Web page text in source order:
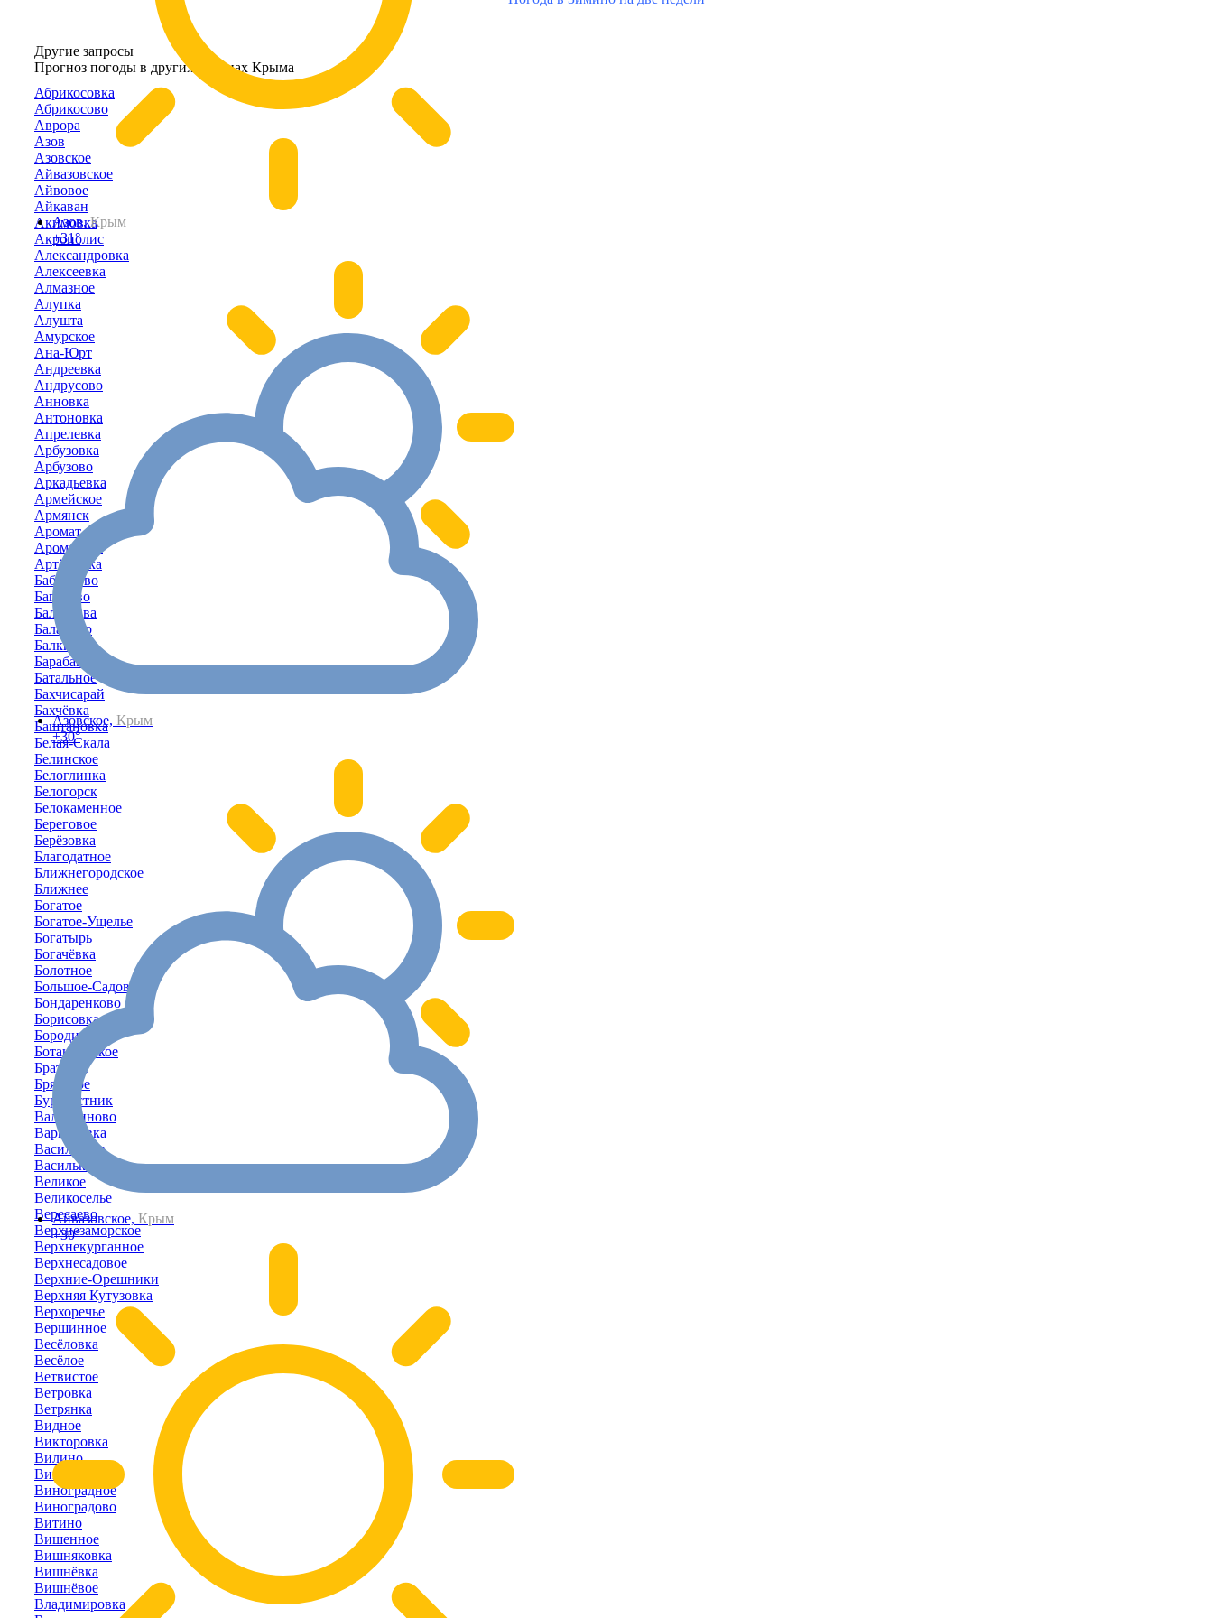
Азов,Крым
+31°
Азовское, Крым
+30°
Айвазовское, Крым
+30°
Другие запросы
Прогноз погоды в других районах Крыма
Абрикосовка
Абрикосово
Аврора
Азов
Азовское
Айвазовское
Айвовое
Айкаван
Акимовка
Акрополис
Александровка
Алексеевка
Алмазное
Алупка
Алушта
Амурское
Ана-Юрт
Андреевка
Андрусово
Анновка
Антоновка
Апрелевка
Арбузовка
Арбузово
Аркадьевка
Армейское
Армянск
Аромат
Ароматное
Артёмовка
Бабенково
Багерово
Балаклава
Баланово
Балки
Барабаново
Батальное
Бахчисарай
Бахчёвка
Баштановка
Белая-Скала
Белинское
Белоглинка
Белогорск
Белокаменное
Береговое
Берёзовка
Благодатное
Ближнегородское
Ближнее
Богатое
Богатое-Ущелье
Богатырь
Богачёвка
Болотное
Большое-Садовое
Бондаренково
Борисовка
Бородино
Ботаническое
Братское
Брянское
Буревестник
Валентиново
Варваровка
Васильевка
Васильковое
Великое
Великоселье
Вересаево
Верхнезаморское
Верхнекурганное
Верхнесадовое
Верхние-Орешники
Верхняя Кутузовка
Верхоречье
Вершинное
Весёловка
Весёлое
Ветвистое
Ветровка
Ветрянка
Видное
Викторовка
Вилино
Винницкое
Виноградное
Виноградово
Витино
Вишенное
Вишняковка
Вишнёвка
Вишнёвое
Владимировка